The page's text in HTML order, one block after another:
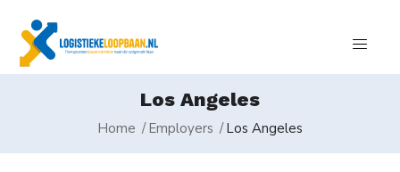
Los Angeles
Home Employers Los Angeles